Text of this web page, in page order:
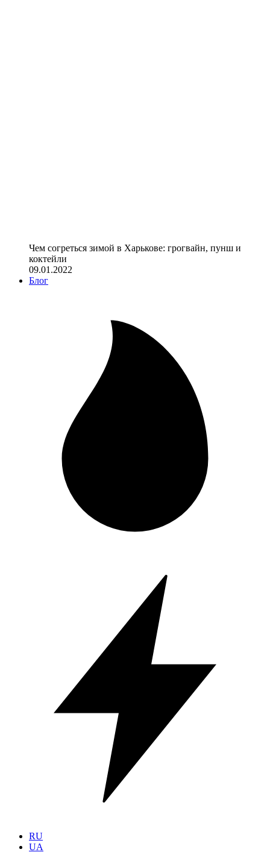
Чем согреться зимой в Харькове: грогвайн, пунш и
коктейли
09.01.2022
Блог
RU
UA